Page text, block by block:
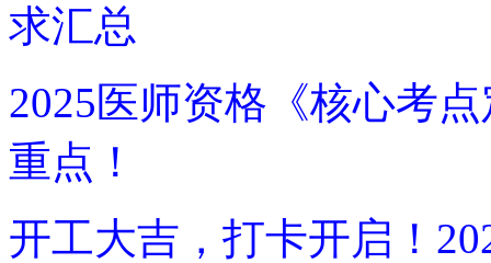
求汇总
2025医师资格《核心考
重点！
开工大吉，打卡开启！